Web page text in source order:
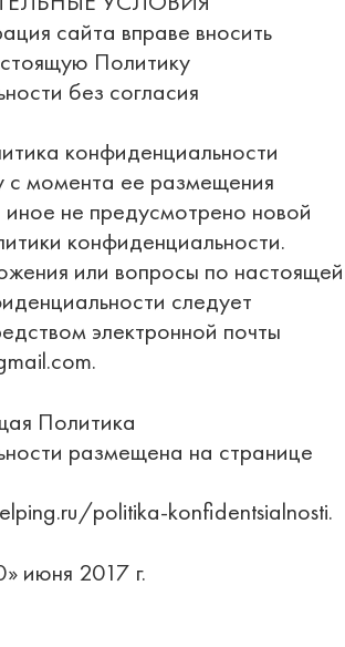
сайта вправе вносить
Политику
без согласия
конфиденциальности
с момента ее размещения
не предусмотрено новой
конфиденциальности.
или вопросы по настоящей
следует
электронной почты
Политика
размещена на странице
politika-konfidentsialnosti.
июня 2017 г.